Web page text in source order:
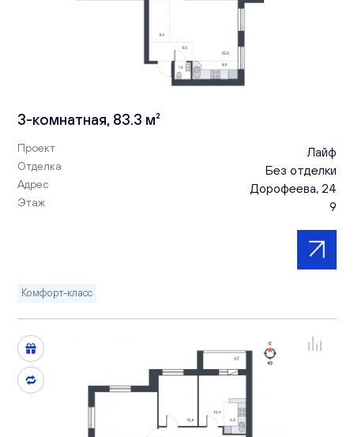
3-комнатная, 83.3 м²
Проект Лайф
Отделка Без отделки
Адрес Дорофеева, 24
Этаж 9
Комфорт-класс